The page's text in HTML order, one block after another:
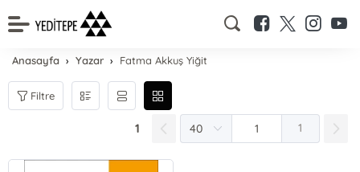
Anasayfa Yazar Fatma Akkuş Yiğit
Filtre
1 1